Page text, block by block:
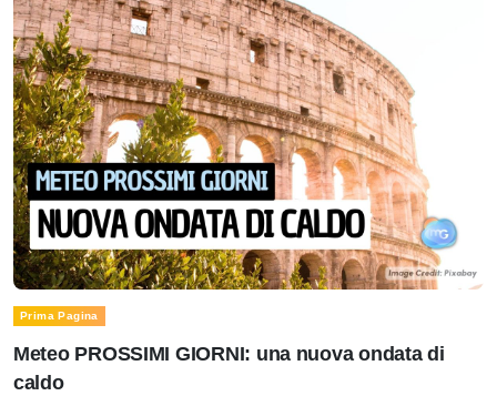
Prima Pagina
Meteo PROSSIMI GIORNI: una nuova ondata di
caldo